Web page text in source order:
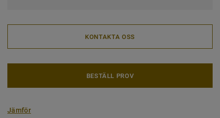
KONTAKTA OSS
BESTÄLL PROV
Jämför